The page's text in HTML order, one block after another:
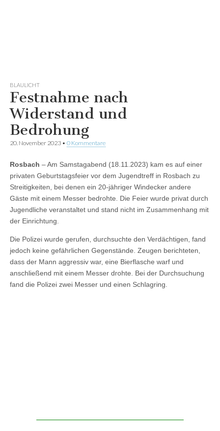
BLAULICHT
Festnahme nach
Widerstand und
Bedrohung
20. November 2023 • 0 Kommentare
Rosbach – Am Samstagabend (18.11.2023) kam es auf einer
privaten Geburtstagsfeier vor dem Jugendtreff in Rosbach zu
Streitigkeiten, bei denen ein 20-jähriger Windecker andere
Gäste mit einem Messer bedrohte. Die Feier wurde privat durch
Jugendliche veranstaltet und stand nicht im Zusammenhang mit
der Einrichtung.
Die Polizei wurde gerufen, durchsuchte den Verdächtigen, fand
jedoch keine gefährlichen Gegenstände. Zeugen berichteten,
dass der Mann aggressiv war, eine Bierflasche warf und
anschließend mit einem Messer drohte. Bei der Durchsuchung
fand die Polizei zwei Messer und einen Schlagring.